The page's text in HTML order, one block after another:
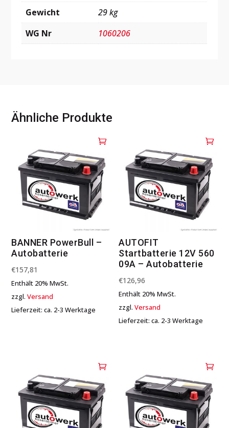
Gewicht
29 kg
WG Nr
1060206
Ähnliche Produkte
BANNER PowerBull –
Autobatterie
€157,81
Enthält 20% MwSt.
zzgl.Versand
Lieferzeit: ca. 2-3 Werktage
AUTOFIT
Startbatterie 12V 560
09A – Autobatterie
€126,96
Enthält 20% MwSt.
zzgl.Versand
Lieferzeit: ca. 2-3 Werktage